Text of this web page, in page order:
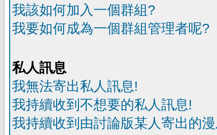
我該如何加入一個群組?
我要如何成為一個群組管理者呢?
私人訊息
我無法寄出私人訊息!
我持續收到不想要的私人訊息!
我持續收到由討論版某人寄出的